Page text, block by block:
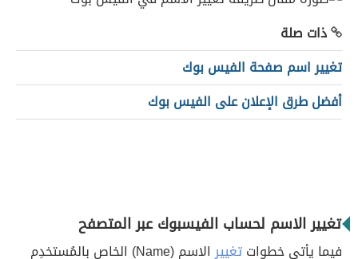
ذات صلة
تغيير اسم صفحة الفيس بوك
أفضل طرق الإعلان على الفيس بوك
تغيير الاسم لحساب الفيسبوك عبر المتصفح
فيما يأتي خطواتتغيير
الاسم (Name) الخاص بالمُستخدِم